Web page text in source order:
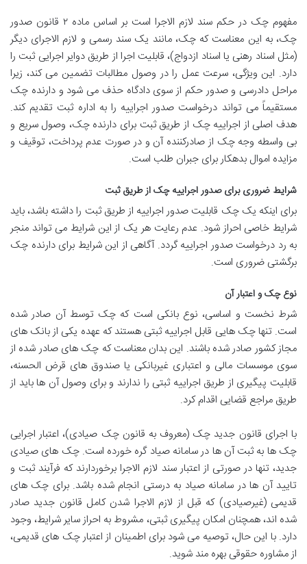
مفهوم چک در حکم سند لازم الاجرا است بر اساس ماده ۲ قانون صدور
چک، به این معناست که چک، مانند یک سند رسمی و لازم الاجرای دیگر
(مثل اسناد رهنی یا اسناد ازدواج)، قابلیت اجرا از طریق دوایر اجرایی ثبت را
دارد. این ویژگی، سرعت عمل را در وصول مطالبات تضمین می کند، زیرا
مراحل دادرسی و صدور حکم از سوی دادگاه حذف می شود و دارنده چک
مستقیماً می تواند درخواست صدور اجراییه را به اداره ثبت تقدیم کند.
هدف اصلی از اجراییه چک از طریق ثبت برای دارنده چک، وصول سریع و
بی واسطه وجه چک از صادرکننده آن و در صورت عدم پرداخت، توقیف و
مزایده اموال بدهکار برای جبران طلب است.
شرایط ضروری برای صدور اجراییه چک از طریق ثبت
برای اینکه یک چک قابلیت صدور اجراییه از طریق ثبت را داشته باشد، باید
شرایط خاصی احراز شود. عدم رعایت هر یک از این شرایط می تواند منجر
به رد درخواست صدور اجراییه گردد. آگاهی از این شرایط برای دارنده چک
برگشتی ضروری است.
نوع چک و اعتبار آن
شرط نخست و اساسی، نوع بانکی است که چک توسط آن صادر شده
است. تنها چک هایی قابل اجراییه ثبتی هستند که عهده یکی از بانک های
مجاز کشور صادر شده باشند. این بدان معناست که چک های صادر شده از
سوی موسسات مالی و اعتباری غیربانکی یا صندوق های قرض الحسنه،
قابلیت پیگیری از طریق اجراییه ثبتی را ندارند و برای وصول آن ها باید از
طریق مراجع قضایی اقدام کرد.
با اجرای قانون جدید چک (معروف به قانون چک صیادی)، اعتبار اجرایی
چک ها به ثبت آن ها در سامانه صیاد گره خورده است. چک های صیادی
جدید، تنها در صورتی از اعتبار سند لازم الاجرا برخوردارند که فرآیند ثبت و
تایید آن ها در سامانه صیاد به درستی انجام شده باشد. برای چک های
قدیمی (غیرصیادی) که قبل از لازم الاجرا شدن کامل قانون جدید صادر
شده اند، همچنان امکان پیگیری ثبتی، مشروط به احراز سایر شرایط، وجود
دارد. با این حال، توصیه می شود برای اطمینان از اعتبار چک های قدیمی،
از مشاوره حقوقی بهره مند شوید.